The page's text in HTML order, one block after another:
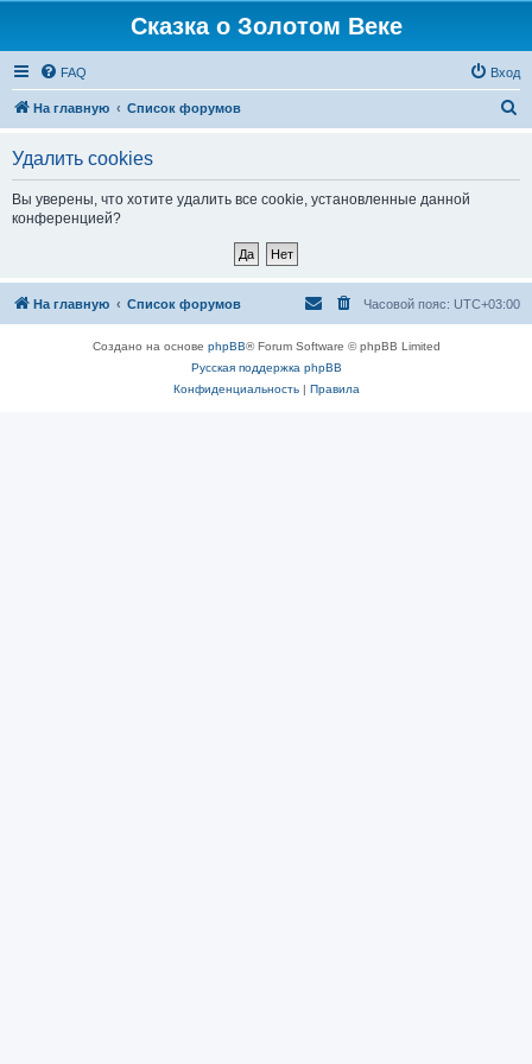
Сказка о Золотом Веке
FAQ Вход
На главную Список форумов
Удалить cookies
Вы уверены, что хотите удалить все cookie, установленные данной
конференцией?
На главную Список форумов Часовой пояс: UTC+03:00
Создано на основе phpBB® Forum Software © phpBB Limited
Русская поддержка phpBB
Конфиденциальность| Правила